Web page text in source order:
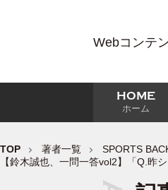
Webコンテ
HOME
ホーム
TOP 著者一覧 SPORTS
【鈴木誠也、一問一答vol2】「Q.昨